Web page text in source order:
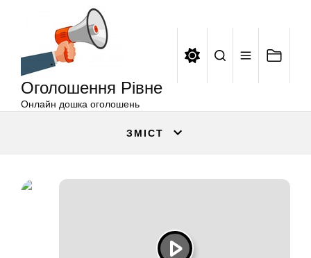
Оголошення Рівне
Онлайн дошка оголошень
ЗМІСТ